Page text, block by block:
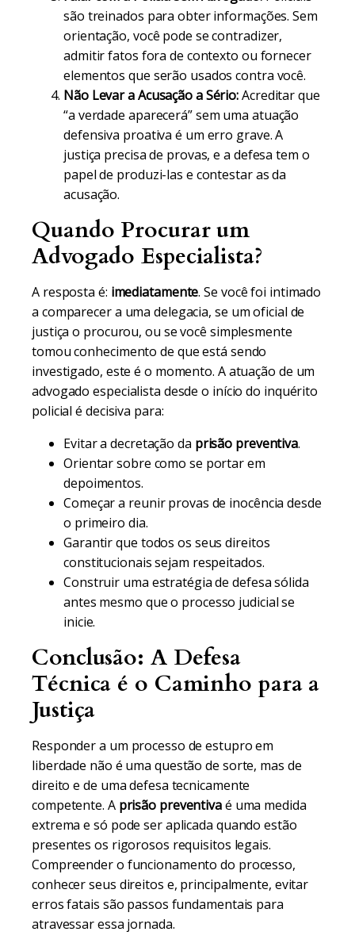
são treinados para obter informações. Sem
orientação, você pode se contradizer,
admitir fatos fora de contexto ou fornecer
elementos que serão usados contra você.
Não Levar a Acusação a Sério:Acreditar que
“a verdade aparecerá” sem uma atuação
defensiva proativa é um erro grave. A
justiça precisa de provas, e a defesa tem o
papel de produzi-las e contestar as da
acusação.
Quando Procurar um
Advogado Especialista?
A resposta é: imediatamente. Se você foi intimado
a comparecer a uma delegacia, se um oficial de
justiça o procurou, ou se você simplesmente
tomou conhecimento de que está sendo
investigado, este é o momento. A atuação de um
advogado especialista desde o início do inquérito
policial é decisiva para:
Evitar a decretação da prisão preventiva.
Orientar sobre como se portar em
depoimentos.
Começar a reunir provas de inocência desde
o primeiro dia.
Garantir que todos os seus direitos
constitucionais sejam respeitados.
Construir uma estratégia de defesa sólida
antes mesmo que o processo judicial se
inicie.
Conclusão: A Defesa
Técnica é o Caminho para a
Justiça
Responder a um processo de estupro em
liberdade não é uma questão de sorte, mas de
direito e de uma defesa tecnicamente
competente. A prisão preventivaé uma medida
extrema e só pode ser aplicada quando estão
presentes os rigorosos requisitos legais.
Compreender o funcionamento do processo,
conhecer seus direitos e, principalmente, evitar
erros fatais são passos fundamentais para
atravessar essa jornada.